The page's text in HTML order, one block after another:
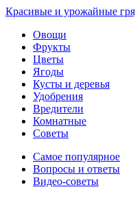
Красивые и урожайные
Овощи
Фрукты
Цветы
Ягоды
Кусты и деревья
Удобрения
Вредители
Комнатные
Советы
Самое популярное
Вопросы и ответы
Видео-советы